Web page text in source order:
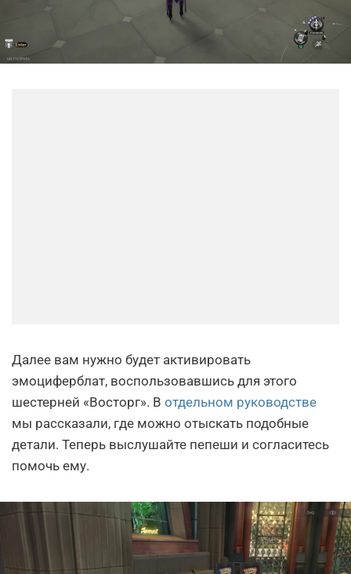
Далее вам нужно будет активировать
эмоциферблат, воспользовавшись для этого
шестерней «Восторг». В отдельном руководстве
мы рассказали, где можно отыскать подобные
детали. Теперь выслушайте пепеши и согласитесь
помочь ему.